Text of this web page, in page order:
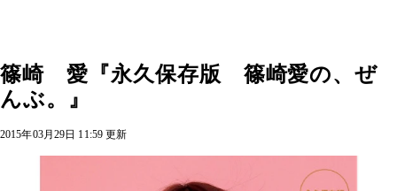
篠崎 愛『永久保存版 篠崎愛の、ぜ
んぶ。』
2015年03月29日 11:59 更新